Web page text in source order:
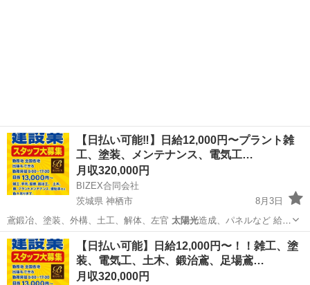
【日払い可能‼️】日給12,000円〜プラント雑
工、塗装、メンテナンス、電気工…
月収320,000円
BIZEX合同会社
茨城県 神栖市
8月3日
鳶鍛冶、塗装、外構、土工、解体、左官 太陽光造成、パネルなど 給
料、未経験者12…
茨城 神栖市 鳶職 職人
【日払い可能】日給12,000円〜！！雑工、塗
装、電気工、土木、鍛治鳶、足場鳶…
月収320,000円